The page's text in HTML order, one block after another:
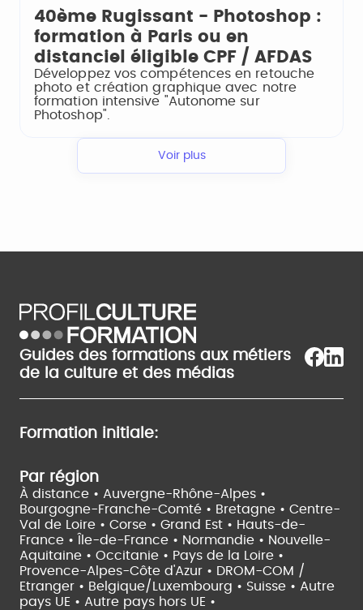
40ème Rugissant - Photoshop :
formation à Paris ou en
distanciel éligible CPF / AFDAS
Développez vos compétences en retouche
photo et création graphique avec notre
formation intensive "Autonome sur
Photoshop".
Voir plus
Guides des formations aux métiers
de la culture et des médias
Formation initiale:
Par région
À distance • Auvergne-Rhône-Alpes •
Bourgogne-Franche-Comté • Bretagne • Centre-
Val de Loire • Corse • Grand Est • Hauts-de-
France •
Île-de-France • Normandie • Nouvelle-
Aquitaine • Occitanie • Pays de la Loire •
Provence-Alpes-Côte d'Azur • DROM-COM /
Etranger • Belgique/Luxembourg • Suisse • Autre
pays UE • Autre pays hors UE •